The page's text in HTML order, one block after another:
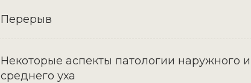
Перерыв
Некоторые аспекты патологии наружного и
среднего уха